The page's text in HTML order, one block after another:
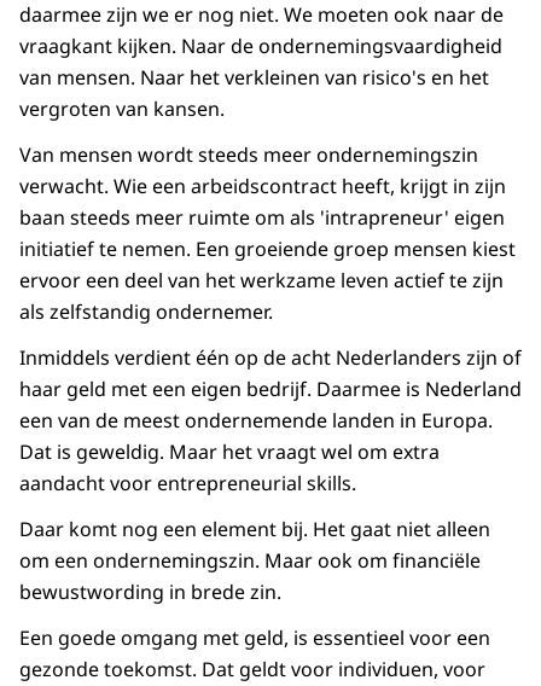
daarmee zijn we er nog niet. We moeten ook naar de
vraagkant kijken. Naar de ondernemingsvaardigheid
van mensen. Naar het verkleinen van risico's en het
vergroten van kansen.
Van mensen wordt steeds meer ondernemingszin
verwacht. Wie een arbeidscontract heeft, krijgt in zijn
baan steeds meer ruimte om als 'intrapreneur' eigen
initiatief te nemen. Een groeiende groep mensen kiest
ervoor een deel van het werkzame leven actief te zijn
als zelfstandig ondernemer.
Inmiddels verdient één op de acht Nederlanders zijn of
haar geld met een eigen bedrijf. Daarmee is Nederland
een van de meest ondernemende landen in Europa.
Dat is geweldig. Maar het vraagt wel om extra
aandacht voor entrepreneurial skills.
Daar komt nog een element bij. Het gaat niet alleen
om een ondernemingszin. Maar ook om financiële
bewustwording in brede zin.
Een goede omgang met geld, is essentieel voor een
gezonde toekomst. Dat geldt voor individuen, voor